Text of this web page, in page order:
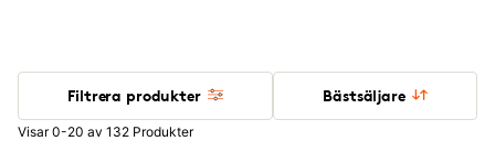
Filtrera produkter Bästsäljare
Visar 0-20 av 132 Produkter